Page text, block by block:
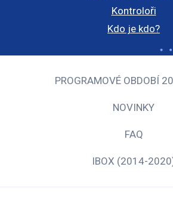
Kontroloři
Kdo je kdo?
PROGRAMOVÉ OBDOBÍ
NOVINKY
FAQ
IBOX (2014-